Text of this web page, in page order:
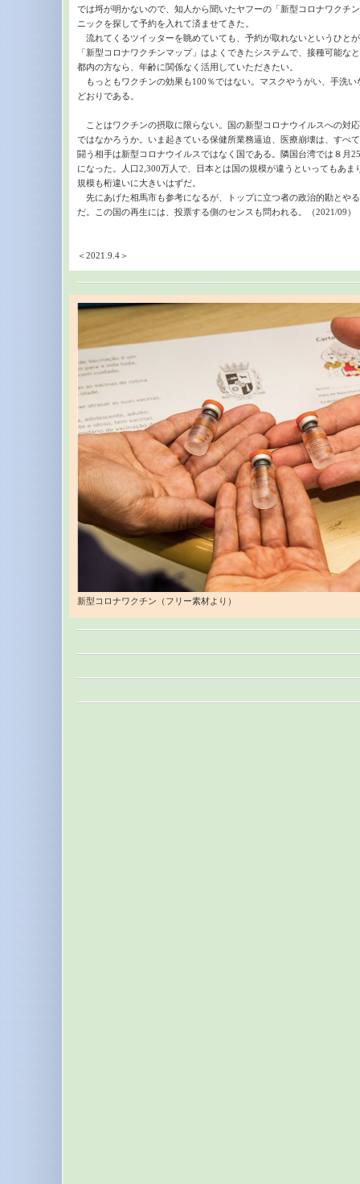
では埒が明かないので、知人から聞いたヤフーの「新型コロナワクチ
ニックを探して予約を入れて済ませてきた。
流れてくるツイッターを眺めていても、予約が取れないというひと
「新型コロナワクチンマップ」はよくできたシステムで、接種可能な
都内の方なら、年齢に関係なく活用していただきたい。
もっともワクチンの効果も100％ではない。マスクやうがい、手洗い
どおりである。
ことはワクチンの摂取に限らない。国の新型コロナウイルスへの対
ではなかろうか。いま起きている保健所業務逼迫、医療崩壊は、すべ
闘う相手は新型コロナウイルスではなく国である。隣国台湾では８月
になった。人口2,300万人で、日本とは国の規模が違うといってもあ
規模も桁違いに大きいはずだ。
先にあげた相馬市も参考になるが、トップに立つ者の政治的勘とや
だ。この国の再生には、投票する側のセンスも問われる。（2021/09）
＜2021.9.4＞
新型コロナワクチン（フリー素材より）